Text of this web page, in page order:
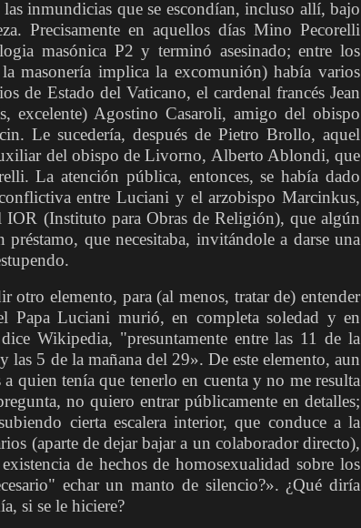
inmundicias que se escondían, incluso allí, bajo
Precisamente en aquellos días Mino Pecorelli
masónica P2 y terminó asesinado; entre los
masonería implica la excomunión) había varios
de Estado del Vaticano, el cardenal francés Jean
Agostino Casaroli, amigo del obispo
Le sucedería, después de Pietro Brollo, aquel
del obispo de Livorno, Alberto Ablondi, que
La atención pública, entonces, se había dado
entre Luciani y el arzobispo Marcinkus,
IOR (Instituto para Obras de Religión), que algún
que necesitaba, invitándole a darse una
otro elemento, para (al menos, tratar de) entender
Papa Luciani murió, en completa soledad y en
Wikipedia, "presuntamente entre las 11 de la
las 5 de la mañana del 29». De este elemento, aun
quien tenía que tenerlo en cuenta y no me resulta
no quiero entrar públicamente en detalles;
cierta escalera interior, que conduce a la
(aparte de dejar bajar a un colaborador directo),
de hechos de homosexualidad sobre los
echar un manto de silencio?». ¿Qué diría
si se le hiciere?